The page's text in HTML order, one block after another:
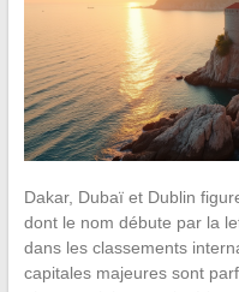
Dakar, Dubaï et Dublin
dont le nom débute par la
dans les classements
capitales majeures sont